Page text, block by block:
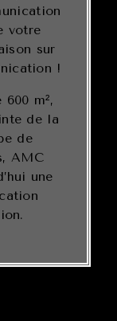
votre
sur
!
m²,
de la
de
AMC
une